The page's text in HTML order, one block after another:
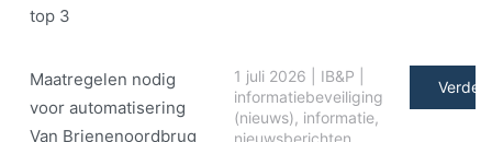
top 3
Maatregelen nodig
voor automatisering
Van Brienenoordbrug
1 juli 2026 IB&P
informatiebeveiliging
(nieuws), informatie,
nieuwsberichten
Verder